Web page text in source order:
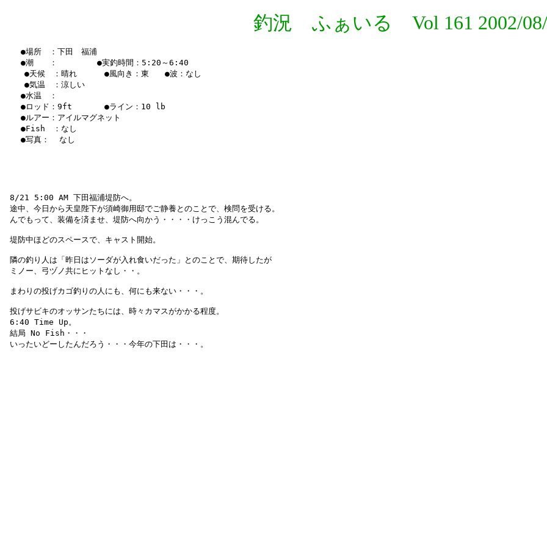
釣況 ふぁいる Vol 161 2002/
●場所　：下田　福浦
●潮　　：　　　　　●実釣時間：5:20～6:40
    ●天候　：晴れ 　   ●風向き：東　　●波：なし
    ●気温　：涼しい
●水温　：
●ロッド：9ft     　●ライン：10 lb
●ルアー：アイルマグネット
●Fish　：なし
8/21 5:00 AM 下田福浦堤防へ。
途中、今日から天皇陛下が須崎御用邸でご静養とのことで、検問を受ける。
んでもって、装備を済ませ、堤防へ向かう・・・・けっこう混んでる。
堤防中ほどのスペースで、キャスト開始。
隣の釣り人は「昨日はソーダが入れ食いだった」とのことで、期待したが
ミノー、弓ヅノ共にヒットなし・・。
まわりの投げカゴ釣りの人にも、何にも来ない・・・。
投げサビキのオッサンたちには、時々カマスがかかる程度。
6:40 Time Up。
結局 No Fish・・・
いったいどーしたんだろう・・・今年の下田は・・・。